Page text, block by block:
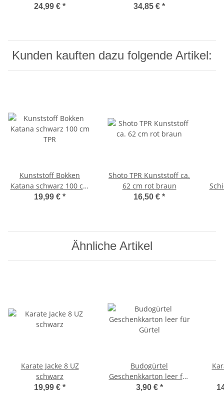
Style branding
24,99 € * Langstock Jostab
34,85 € *
Kunden kauften dazu folgende Artikel:
Kunststoff Bokken
Katana schwarz 100 cm
TPR
19,99 € *
Shoto TPR Kunststoff ca.
62 cm rot braun
16,50 € *
Ähnliche Artikel
Karate Jacke 8 UZ
schwarz
19,99 € *
Budogürtel
Geschenkkarton leer für
Gürtel
3,90 € *